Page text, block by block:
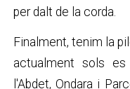
per dalt de la corda.
Finalment, tenim la
actualment sols
l'Abdet, Ondara i